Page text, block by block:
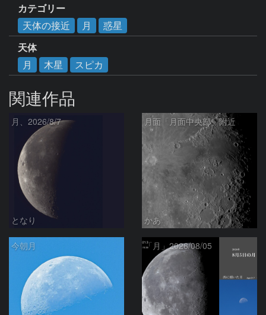
カテゴリー
天体の接近
月
惑星
天体
月
木星 スピカ
関連作品
月、2026/8/7
となり
月面「月面中央部」附近
かあ
今朝月 「月」2026/08/05